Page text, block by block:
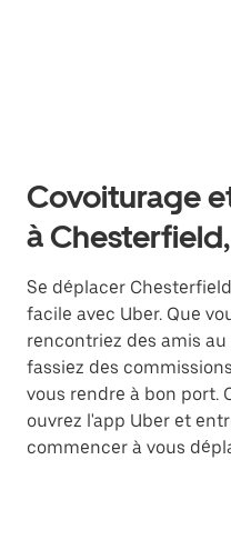
Covoiturage
à
Se déplacer
facile avec Uber. Que
rencontriez des amis
fassiez des
vous rendre à bon port.
ouvrez l'app Uber et
commencer à vous